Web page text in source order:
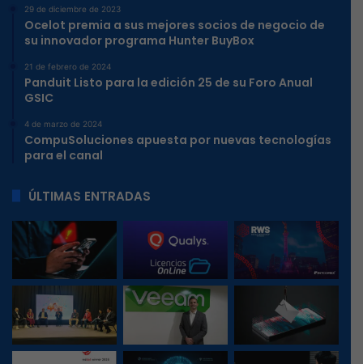
29 de diciembre de 2023
Ocelot premia a sus mejores socios de negocio de
su innovador programa Hunter BuyBox
21 de febrero de 2024
Panduit Listo para la edición 25 de su Foro Anual
GSIC
4 de marzo de 2024
CompuSoluciones apuesta por nuevas tecnologías
para el canal
ÚLTIMAS ENTRADAS